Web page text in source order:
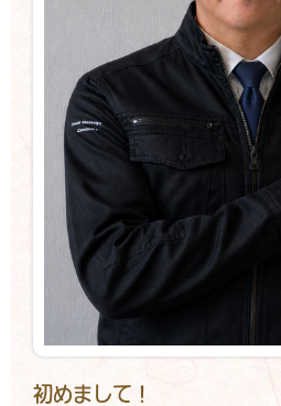
初めまして！